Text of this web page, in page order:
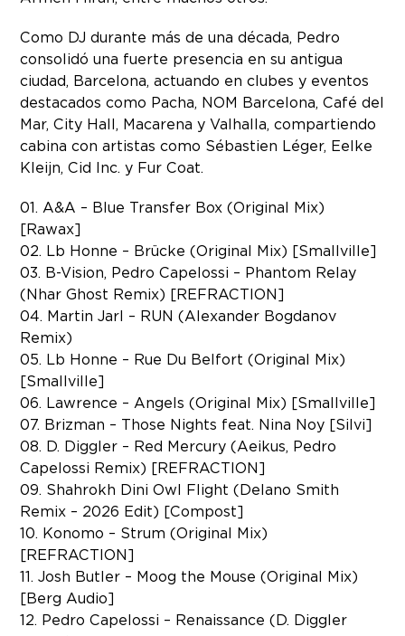
Como DJ durante más de una década, Pedro
consolidó una fuerte presencia en su antigua
ciudad, Barcelona, actuando en clubes y eventos
destacados como Pacha, NOM Barcelona, Café del
Mar, City Hall, Macarena y Valhalla, compartiendo
cabina con artistas como Sébastien Léger, Eelke
Kleijn, Cid Inc. y Fur Coat.
01. A&A – Blue Transfer Box (Original Mix)
[Rawax]
02. Lb Honne – Brücke (Original Mix) [Smallville]
03. B-Vision, Pedro Capelossi – Phantom Relay
(Nhar Ghost Remix) [REFRACTION]
04. Martin Jarl – RUN (Alexander Bogdanov
Remix)
05. Lb Honne – Rue Du Belfort (Original Mix)
[Smallville]
06. Lawrence – Angels (Original Mix) [Smallville]
07. Brizman – Those Nights feat. Nina Noy [Silvi]
08. D. Diggler – Red Mercury (Aeikus, Pedro
Capelossi Remix) [REFRACTION]
09. Shahrokh Dini Owl Flight (Delano Smith
Remix – 2026 Edit) [Compost]
10. Konomo – Strum (Original Mix)
[REFRACTION]
11. Josh Butler – Moog the Mouse (Original Mix)
[Berg Audio]
12. Pedro Capelossi – Renaissance (D. Diggler